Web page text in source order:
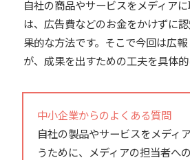
自社の商品やサービスをメディア
は、広告費などのお金をかけずに
果的な方法です。そこで今回は広
が、成果を出すための工夫を具体的
中小企業からのよくある質問
自社の製品やサービスをメディ
うために、メディアの担当者へ